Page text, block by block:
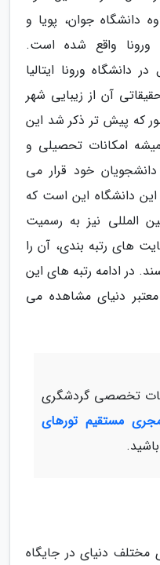
دانشگاه جوان، پویا و
واقع شده است.
دانشگاه ورونا ایتالیا
آن از زیبایی شهر
که پیش تر ذکر شد این
امکانات تحصیلی و
دانشجویان خود قرار می
این دانشگاه این است که
المللی نیز به رسمیت
های رتبه بندی، آن را
در ادامه رتبه های این
دنیای مشاهده می
تخصصی گردشگری
مستقیم تورهای
دنیای در جایگاه